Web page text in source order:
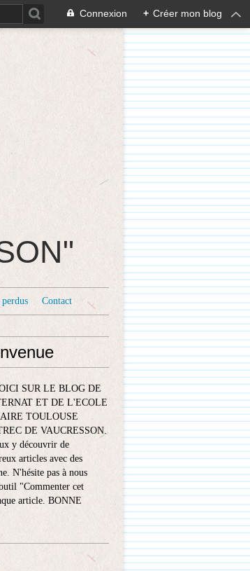
Connexion + Créer mon blog
Contact
SUR LE BLOG DE
ET DE L'ECOLE
TOULOUSE
DE VAUCRESSON.
y découvrir de
articles avec des
N'hésite pas à nous
"Commenter cet
article. BONNE